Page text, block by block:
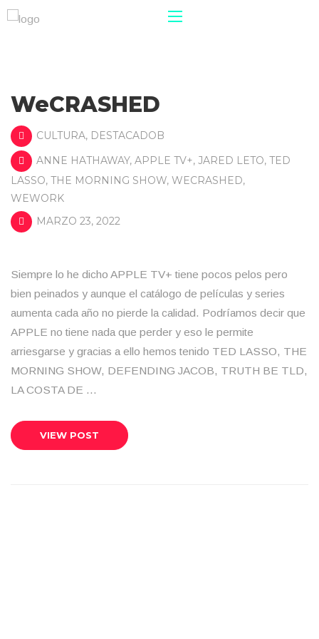
WeCRASHED
CULTURA, DESTACADOB
ANNE HATHAWAY, APPLE TV+, JARED LETO, TED
LASSO, THE MORNING SHOW, WECRASHED,
WEWORK
MARZO 23, 2022
Siempre lo he dicho APPLE TV+ tiene pocos pelos pero
bien peinados y aunque el catálogo de películas y series
aumenta cada año no pierde la calidad. Podríamos decir que
APPLE no tiene nada que perder y eso le permite
arriesgarse y gracias a ello hemos tenido TED LASSO, THE
MORNING SHOW, DEFENDING JACOB, TRUTH BE TLD,
LA COSTA DE …
VIEW POST